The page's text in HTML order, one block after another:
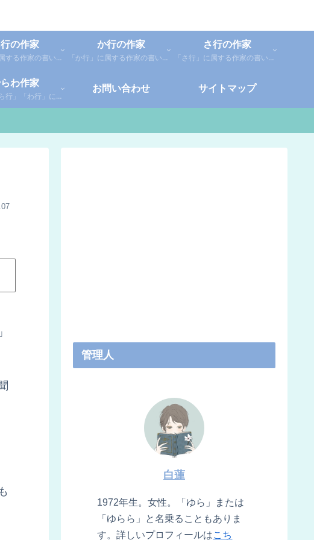
の作家
「あ行」に属する作家の書いた本の感想です。「あ」「い」「う」「え」「お」に分類しているので、お好きな作家の作品を探してみてください。
か行の作家
「か行」に属する作家の書いた本の感想です。さらに「か」「き」「く」「け」「こ」に分類していあります。お好きな作家の作品を探してみてください。
さ行の作家
「さ行」に属する作家の書いた本の感想です。さらに「さ」「し」「す」「せ」「そ」に分類していあります。お好きな作家の作品を探してみてください。
わ作家
「や行」「ら行」「わ行」に属する作家の書いた本の感想です。さらに「や」「ゆ」「よ」「り」「れ」「わ」に分類していあります。お好きな作家の作品を探してみてください。
お問い合わせ サイトマップ
管理人
白蓮
1972年生。女性。「ゆら」または
「ゆらら」と名乗ることもありま
す。詳しいプロフィールはこち